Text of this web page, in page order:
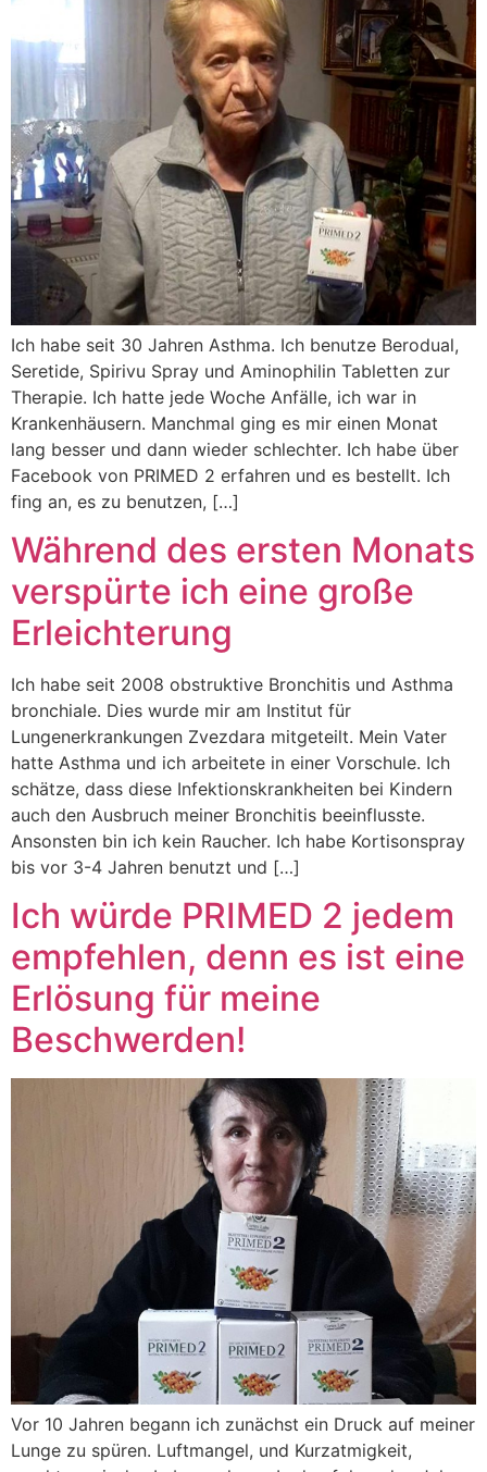
Ich habe seit 30 Jahren Asthma. Ich benutze Berodual,
Seretide, Spirivu Spray und Aminophilin Tabletten zur
Therapie. Ich hatte jede Woche Anfälle, ich war in
Krankenhäusern. Manchmal ging es mir einen Monat
lang besser und dann wieder schlechter. Ich habe über
Facebook von PRIMED 2 erfahren und es bestellt. Ich
fing an, es zu benutzen, […]
Während des ersten Monats
verspürte ich eine große
Erleichterung
Ich habe seit 2008 obstruktive Bronchitis und Asthma
bronchiale. Dies wurde mir am Institut für
Lungenerkrankungen Zvezdara mitgeteilt. Mein Vater
hatte Asthma und ich arbeitete in einer Vorschule. Ich
schätze, dass diese Infektionskrankheiten bei Kindern
auch den Ausbruch meiner Bronchitis beeinflusste.
Ansonsten bin ich kein Raucher. Ich habe Kortisonspray
bis vor 3-4 Jahren benutzt und […]
Ich würde PRIMED 2 jedem
empfehlen, denn es ist eine
Erlösung für meine
Beschwerden!
Vor 10 Jahren begann ich zunächst ein Druck auf meiner
Lunge zu spüren. Luftmangel, und Kurzatmigkeit,